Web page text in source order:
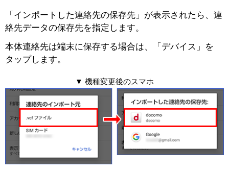
AQUOS | Photography
「インポートした連絡先の保存先」が表示されたら、連
絡先データの保存先を指定します。
本体連絡先は端末に保存する場合は、「デバイス」を
タップします。
▼ 機種変更後のスマホ